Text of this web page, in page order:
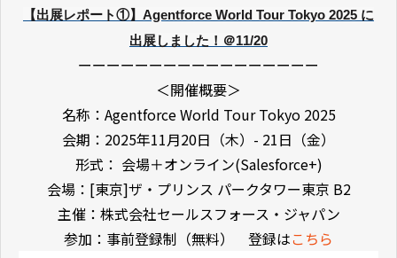
【出展レポート①】Agentforce World Tour Tokyo 2025 に
出展しました！＠11/20
ーーーーーーーーーーーーーーーーー
＜開催概要＞
名称：Agentforce World Tour Tokyo 2025
会期：2025年11月20日（木）- 21日（金）
形式： 会場＋オンライン(Salesforce+)
会場：[東京]ザ・プリンス パークタワー東京 B2
主催：株式会社セールスフォース・ジャパン
参加：事前登録制（無料） 登録はこちら